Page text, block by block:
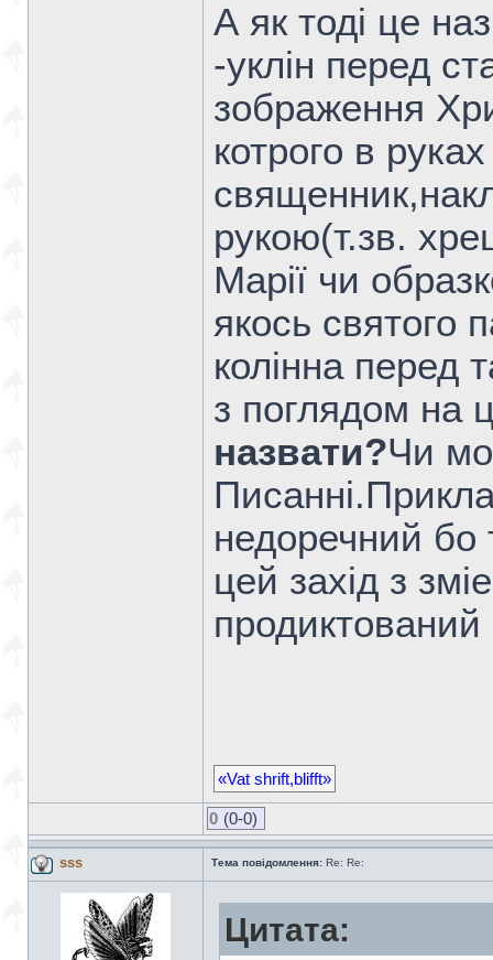
А як тоді це
-уклін перед
зображення
котрого в
рукою(т.зв.
Марії чи
якось святого
колінна перед
з поглядом на
назвати?Чи
недоречний бо
цей захід з
«Vat shrift,blifft»
0 (0-0)
sss Тема повідомлення: Re: Re:
Цитата: